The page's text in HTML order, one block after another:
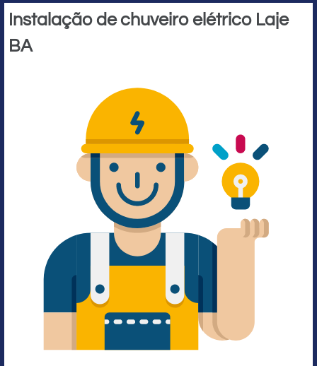
Instalação de chuveiro elétrico Laje
BA